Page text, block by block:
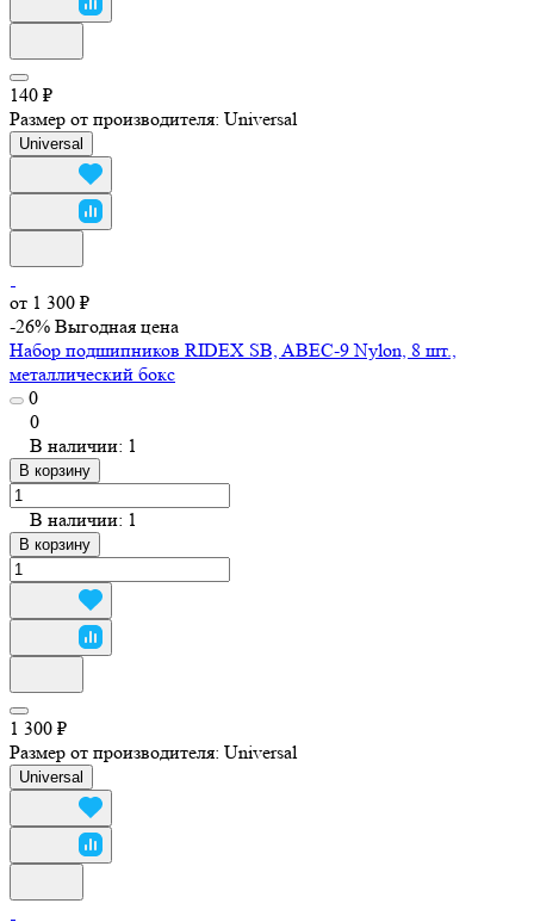
140 ₽
Размер от производителя: Universal
Universal
от 1 300 ₽
-26% Выгодная цена
Набор подшипников RIDEX SB, ABEC-9 Nylon, 8 шт.,
металлический бокс
0
0
В наличии: 1
В корзину
В наличии: 1
В корзину
1 300 ₽
Размер от производителя: Universal
Universal